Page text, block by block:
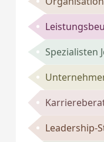
Spezialisten
Leadership-